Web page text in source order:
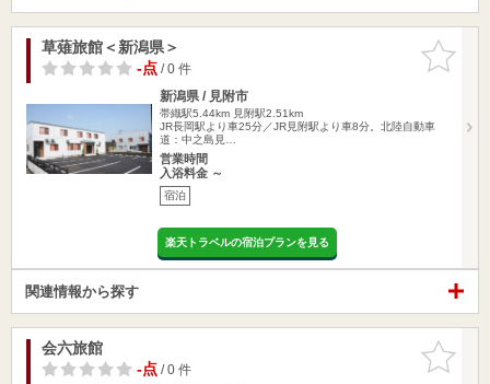
お気に入
りに追加
草薙旅館＜新潟県＞
-点/ 0 件
新潟県 / 見附市
帯織駅5.44km 見附駅2.51km
JR長岡駅より車25分／JR見附駅より車8分。北陸自動車
道：中之島見…
営業時間
入浴料金 ～
宿泊
楽天トラベルの宿泊プランを見る
関連情報から探す
お気に入
りに追加
会六旅館
-点/ 0 件